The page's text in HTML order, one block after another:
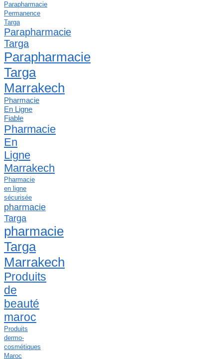
Parapharmacie
Permanence
Targa
Parapharmacie
Targa
Parapharmacie
Targa
Marrakech
Pharmacie
En Ligne
Fiable
Pharmacie
En
Ligne
Marrakech
Pharmacie
en ligne
sécurisée
pharmacie
Targa
pharmacie
Targa
Marrakech
Produits
de
beauté
maroc
Produits
dermo-
cosmétiques
Maroc